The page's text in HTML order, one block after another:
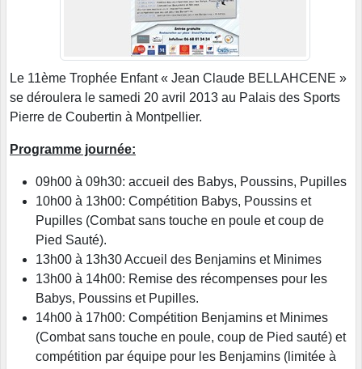
Le 11ème Trophée Enfant « Jean Claude BELLAHCENE »
se déroulera le samedi 20 avril 2013 au Palais des Sports
Pierre de Coubertin à Montpellier.
Programme journée:
09h00 à 09h30: accueil des Babys, Poussins, Pupilles
10h00 à 13h00: Compétition Babys, Poussins et
Pupilles (Combat sans touche en poule et coup de
Pied Sauté).
13h00 à 13h30 Accueil des Benjamins et Minimes
13h00 à 14h00: Remise des récompenses pour les
Babys, Poussins et Pupilles.
14h00 à 17h00: Compétition Benjamins et Minimes
(Combat sans touche en poule, coup de Pied sauté) et
compétition par équipe pour les Benjamins (limitée à